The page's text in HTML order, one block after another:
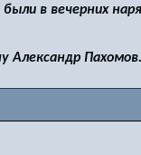
в вечерних
Александр Пахомов.